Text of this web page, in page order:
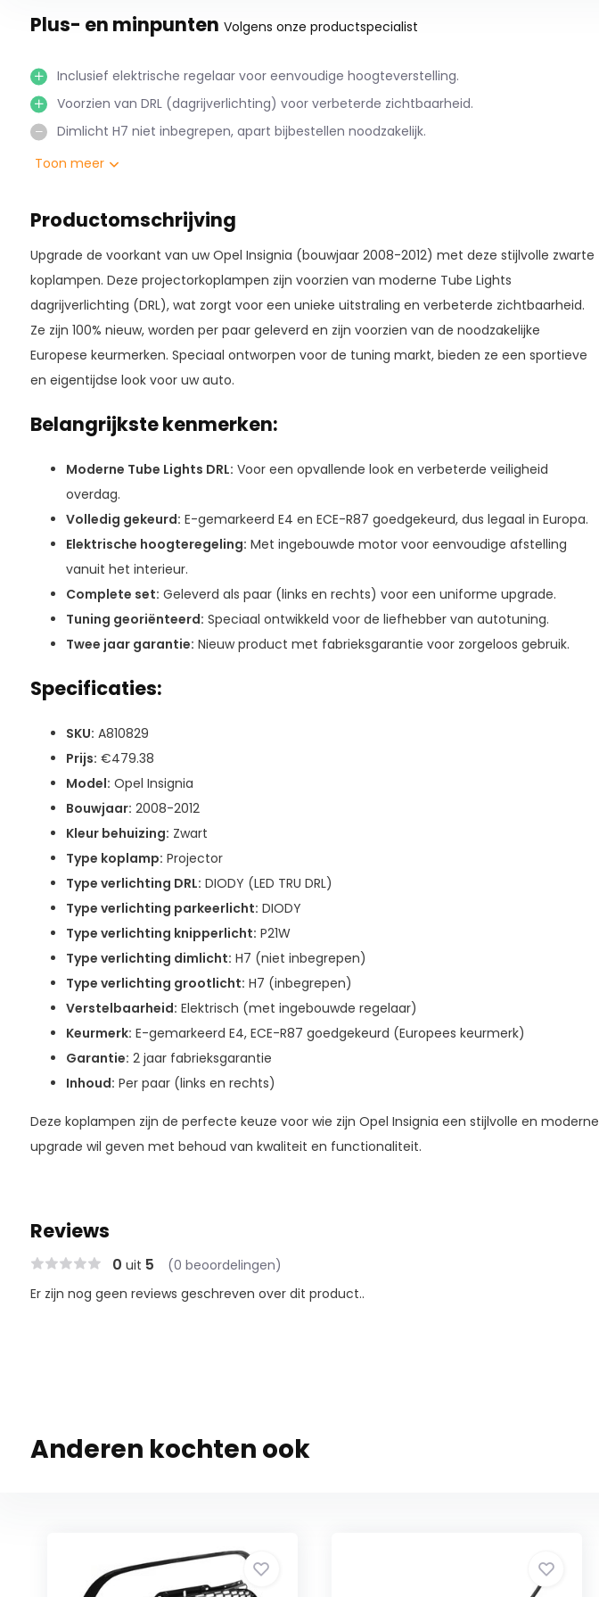
Plus- en minpunten Volgens onze productspecialist
Inclusief elektrische regelaar voor eenvoudige hoogteverstelling.
Voorzien van DRL (dagrijverlichting) voor verbeterde zichtbaarheid.
Dimlicht H7 niet inbegrepen, apart bijbestellen noodzakelijk.
Toon meer
Productomschrijving
Upgrade de voorkant van uw Opel Insignia (bouwjaar 2008-2012) met deze stijlvolle zwarte
koplampen. Deze projectorkoplampen zijn voorzien van moderne Tube Lights
dagrijverlichting (DRL), wat zorgt voor een unieke uitstraling en verbeterde zichtbaarheid.
Ze zijn 100% nieuw, worden per paar geleverd en zijn voorzien van de noodzakelijke
Europese keurmerken. Speciaal ontworpen voor de tuning markt, bieden ze een sportieve
en eigentijdse look voor uw auto.
Belangrijkste kenmerken:
Moderne Tube Lights DRL: Voor een opvallende look en verbeterde veiligheid
overdag.
Volledig gekeurd: E-gemarkeerd E4 en ECE-R87 goedgekeurd, dus legaal in Europa.
Elektrische hoogteregeling: Met ingebouwde motor voor eenvoudige afstelling
vanuit het interieur.
Complete set: Geleverd als paar (links en rechts) voor een uniforme upgrade.
Tuning georiënteerd: Speciaal ontwikkeld voor de liefhebber van autotuning.
Twee jaar garantie: Nieuw product met fabrieksgarantie voor zorgeloos gebruik.
Specificaties:
SKU: A810829
Prijs: €479.38
Model: Opel Insignia
Bouwjaar: 2008-2012
Kleur behuizing: Zwart
Type koplamp: Projector
Type verlichting DRL: DIODY (LED TRU DRL)
Type verlichting parkeerlicht: DIODY
Type verlichting knipperlicht: P21W
Type verlichting dimlicht: H7 (niet inbegrepen)
Type verlichting grootlicht: H7 (inbegrepen)
Verstelbaarheid: Elektrisch (met ingebouwde regelaar)
Keurmerk: E-gemarkeerd E4, ECE-R87 goedgekeurd (Europees keurmerk)
Garantie: 2 jaar fabrieksgarantie
Inhoud: Per paar (links en rechts)
Deze koplampen zijn de perfecte keuze voor wie zijn Opel Insignia een stijlvolle en moderne
upgrade wil geven met behoud van kwaliteit en functionaliteit.
Reviews
0 uit 5 (0 beoordelingen)
Er zijn nog geen reviews geschreven over dit product..
Anderen kochten ook